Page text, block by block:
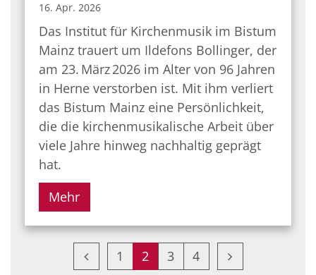
16. Apr. 2026
Das Institut für Kirchenmusik im Bistum
Mainz trauert um Ildefons Bollinger, der
am 23. März 2026 im Alter von 96 Jahren
in Herne verstorben ist. Mit ihm verliert
das Bistum Mainz eine Persönlichkeit,
die die kirchenmusikalische Arbeit über
viele Jahre hinweg nachhaltig geprägt
hat.
Mehr
Vorherige Seite
1 2 3 4 Nächste Seite